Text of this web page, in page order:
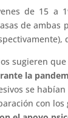
de 15 a
de ambas
sugieren que
la
se
con